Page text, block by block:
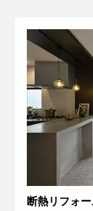
断熱リフォ
0120-
アフターメンテナ
04-
事業用
04-